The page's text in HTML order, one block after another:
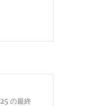
の最終